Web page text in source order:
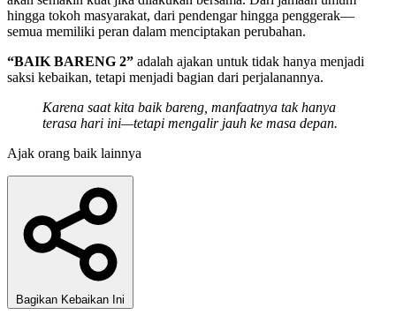
hingga tokoh masyarakat, dari pendengar hingga penggerak—
semua memiliki peran dalam menciptakan perubahan.
“BAIK BARENG 2” adalah ajakan untuk tidak hanya menjadi
saksi kebaikan, tetapi menjadi bagian dari perjalanannya.
Karena saat kita baik bareng, manfaatnya tak hanya
terasa hari ini—tetapi mengalir jauh ke masa depan.
Ajak orang baik lainnya
Bagikan Kebaikan Ini